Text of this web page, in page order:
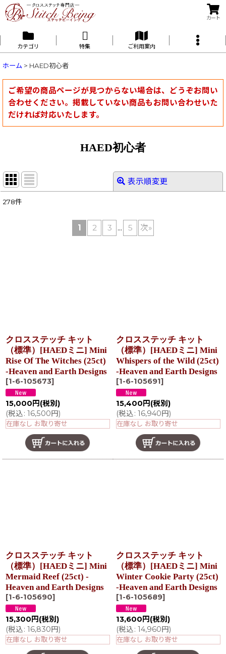
カート
カテゴリ 特集 ご利用案内
ホーム > HAED初心者
ご希望の商品ページが見つからない場合は、どうぞお問い
合わせください。掲載していない商品もお問い合わせいた
だければ対応いたします。
HAED初心者
表示順変更
278件
1 2 3 ... 5 次»
クロスステッチ キット
（標準）[HAEDミニ] Mini
Rise Of The Witches (25ct)
-Heaven and Earth Designs
[1-6-105673]
15,000 円 (税別)
(税込: 16,500円)
在庫なし お取り寄せ
クロスステッチ キット
（標準）[HAEDミニ] Mini
Whispers of the Wild (25ct)
-Heaven and Earth Designs
[1-6-105691]
15,400 円 (税別)
(税込: 16,940円)
在庫なし お取り寄せ
クロスステッチ キット
（標準）[HAEDミニ] Mini
Mermaid Reef (25ct) -
Heaven and Earth Designs
[1-6-105690]
15,300 円 (税別)
(税込: 16,830円)
在庫なし お取り寄せ
クロスステッチ キット
（標準）[HAEDミニ] Mini
Winter Cookie Party (25ct)
-Heaven and Earth Designs
[1-6-105689]
13,600 円 (税別)
(税込: 14,960円)
在庫なし お取り寄せ